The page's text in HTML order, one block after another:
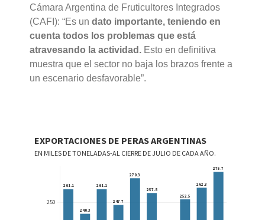
Cámara Argentina de Fruticultores Integrados
(CAFI): “Es undato importante, teniendo en
cuenta todos los problemas que está
atravesando la actividad. Esto en definitiva
muestra que el sector no baja los brazos frente a
un escenario desfavorable”.